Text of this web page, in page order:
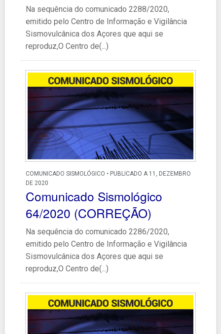
Na sequência do comunicado 2288/2020,
emitido pelo Centro de Informação e Vigilância
Sismovulcânica dos Açores que aqui se
reproduz,O Centro de(...)
COMUNICADO SISMOLÓGICO • PUBLICADO A 11, DEZEMBRO
DE 2020
Comunicado Sismológico
64/2020 (CORREÇÃO)
Na sequência do comunicado 2286/2020,
emitido pelo Centro de Informação e Vigilância
Sismovulcânica dos Açores que aqui se
reproduz,O Centro de(...)